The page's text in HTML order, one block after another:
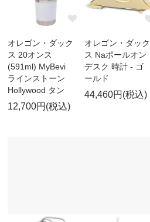
オレゴン・ダック
ス 20オンス
(591ml) MyBevi
ラインストーン
Hollywood タン
12,700円(税込)
オレゴン・ダック
ス Naポールオン
デスク 時計 - ゴ
ールド
44,460円(税込)